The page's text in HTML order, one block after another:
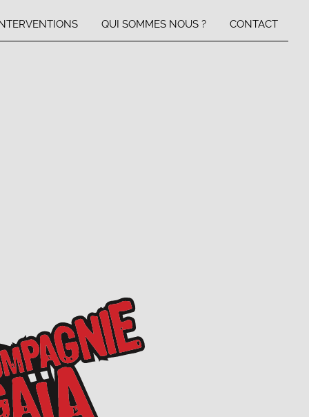
QUI SOMMES NOUS ? CONTACT